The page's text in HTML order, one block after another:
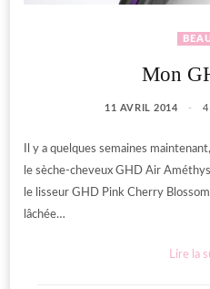
Mon
11 AVRIL 2014
Il y a quelques semaines
le sèche-cheveux GHD Air
le lisseur GHD Pink Cherry
lâchée…
Lire la